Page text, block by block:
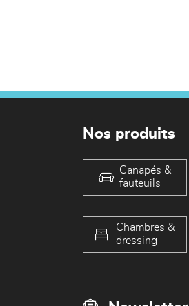
Nos produits
Canapés &
fauteuils
Chambres &
dressing